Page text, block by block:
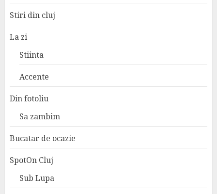
Stiri din cluj
La zi
Stiinta
Accente
Din fotoliu
Sa zambim
Bucatar de ocazie
SpotOn Cluj
Sub Lupa